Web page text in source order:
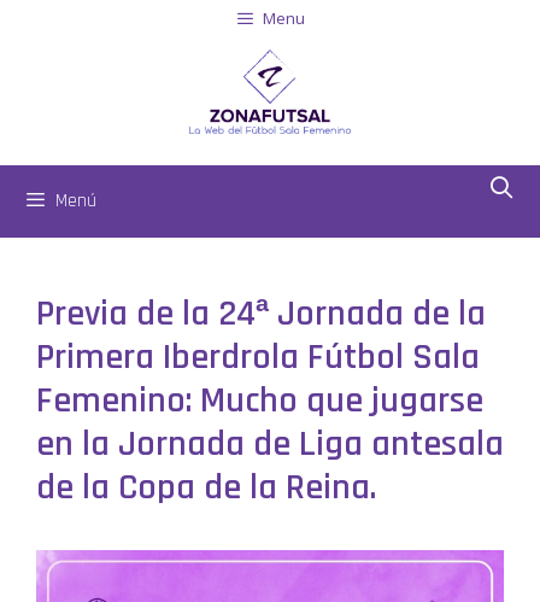
Menu
Menú
Previa de la 24ª Jornada de la
Primera Iberdrola Fútbol Sala
Femenino: Mucho que jugarse
en la Jornada de Liga antesala
de la Copa de la Reina.